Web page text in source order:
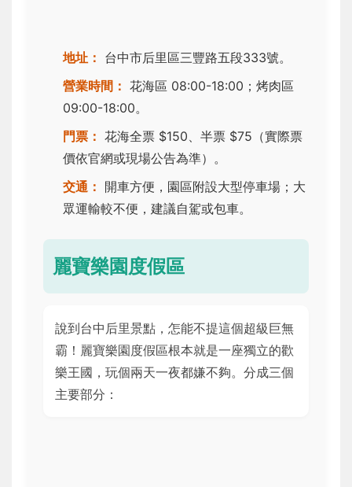
地址： 台中市后里區三豐路五段333號。
營業時間： 花海區 08:00-18:00；烤肉區
09:00-18:00。
門票： 花海全票 $150、半票 $75（實際票
價依官網或現場公告為準）。
交通： 開車方便，園區附設大型停車場；大
眾運輸較不便，建議自駕或包車。
麗寶樂園度假區
說到台中后里景點，怎能不提這個超級巨無
霸！麗寶樂園度假區根本就是一座獨立的歡
樂王國，玩個兩天一夜都嫌不夠。分成三個
主要部分：